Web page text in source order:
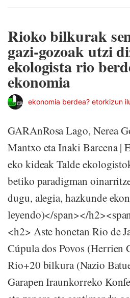
Rioko bilkurak
gazi-gozoak utzi
ekologista rio
ekonomia
ekonomia berdea? etorkizun
GARAnRosa Lago, Nerea
Mantxo eta Inaki Barcena |
eko kideak Talde
betiko paradigman
dugu, alegia, hazkunde
leyendo)</span></
<h2> Aste honetan Rio de
Cúpula dos Povos (Herrien
Rio+20 bilkura (Nazio
Garapen Iraunkorreko